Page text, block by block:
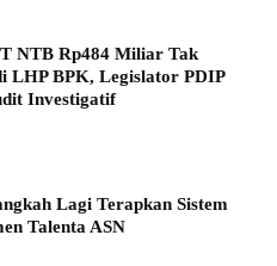
NTB Rp484 Miliar Tak
LHP BPK, Legislator PDIP
Investigatif
Lagi Terapkan Sistem
Talenta ASN